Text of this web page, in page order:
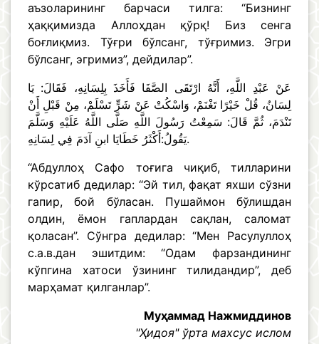
аъзоларининг барчаси тилга: “Бизнинг
ҳаққимизда Аллоҳдан қўрқ! Биз сенга
боғлиқмиз. Тўғри бўлсанг, тўғримиз. Эгри
бўлсанг, эгримиз”, дейдилар”.
عَنْ عَبْدِ اللَّهِ، أَنَّهُ ارْتَقَى الصَّفَا فَأَخَذَ بِلِسَانِهِ، فَقَالَ: يَا
لِسَانُ، قُلْ خَيْرًا تَغْنَمْ، وَاسْكُتْ عَنْ شَرٍّ تَسْلَمْ، مِنْ قَبْلِ أَنْ
تَنْدَمَ، ثُمَّ قَالَ: سَمِعْتُ رَسُولَ اللَّهِ صَلَّى اللَّهُ عَلَيْهِ وَسَلَّمَ
يَقُولُ:أَكْثَرُ خَطَايَا ابنِ آدَمَ فِي لِسَانِهِ.
“Абдуллоҳ Сафо тоғига чиқиб, тилларини
кўрсатиб дедилар: “Эй тил, фақат яхши сўзни
гапир, бой бўласан. Пушаймон бўлишдан
олдин, ёмон гаплардан сақлан, саломат
қоласан”. Сўнгра дедилар: “Мен Расулуллоҳ
с.а.в.дан эшитдим: “Одам фарзандининг
кўпгина хатоси ўзининг тилидандир”, деб
марҳамат қилганлар”.
Муҳаммад Нажмиддинов
"Ҳидоя" ўрта махсус ислом